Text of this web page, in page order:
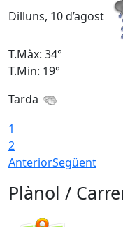
Dilluns, 10 d’agost
T.Màx: 34°
T.Min: 19°
Tarda
1
2
AnteriorSegüent
Plànol /